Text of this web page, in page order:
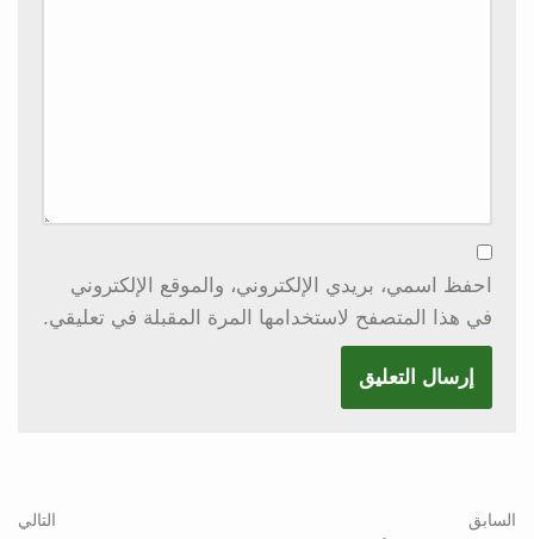
احفظ اسمي، بريدي الإلكتروني، والموقع الإلكتروني
في هذا المتصفح لاستخدامها المرة المقبلة في تعليقي.
السابق التالي